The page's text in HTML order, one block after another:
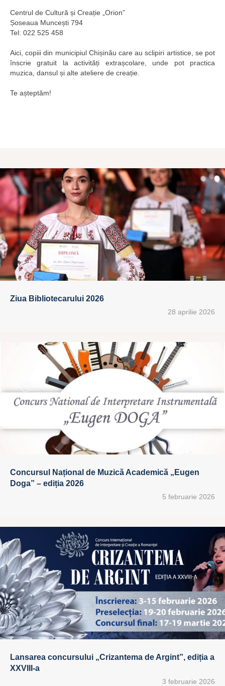
Centrul de Cultură și Creație „Orion”
Șoseaua Muncești 794
Tel: 022 525 458
Aici, copiii din municipiul Chișinău care au sclipiri artistice, se pot
înscrie gratuit la activități extrașcolare, unde pot practica
muzica, dansul și alte ateliere de creație.
Te așteptăm!
Ziua Bibliotecarului 2026
28 aprilie 2026
Concursul Național de Muzică Academică „Eugen
Doga” – ediția 2026
5 februarie 2026
Lansarea concursului „Crizantema de Argint”, ediția a
XXVIII-a
3 februarie 2026